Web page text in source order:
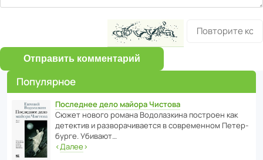
Отправить комментарий
Популярное
Последнее дело майора Чистова
Сюжет нового романа Водо­ла­з­кина пост­роен как
дете­ктив и разво­ра­чи­ва­ется в совре­менном Пете­р­
бурге. Убивают…
‹Далее›